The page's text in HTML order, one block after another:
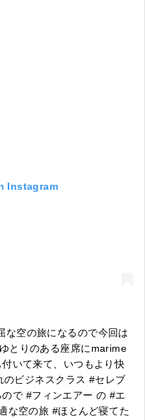
Instagram
な空の旅になるので今回は
とりのある座席にmarime
いて来て、いつもより快
ビジネスクラス #セレブ
で #フィンエアー の #エ
な空の旅 #ほとんど寝てた